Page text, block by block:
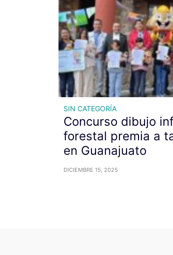
SIN CATEGORÍA
Concurso dibujo
forestal premia a
en Guanajuato
DICIEMBRE 15, 2025